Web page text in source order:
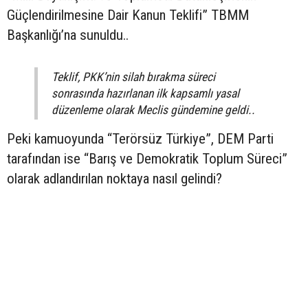
Güçlendirilmesine Dair Kanun Teklifi” TBMM
Başkanlığı’na sunuldu..
Teklif, PKK’nin silah bırakma süreci
sonrasında hazırlanan ilk kapsamlı yasal
düzenleme olarak Meclis gündemine geldi..
Peki kamuoyunda “Terörsüz Türkiye”, DEM Parti
tarafından ise “Barış ve Demokratik Toplum Süreci”
olarak adlandırılan noktaya nasıl gelindi?